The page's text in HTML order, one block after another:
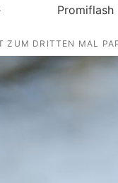
Promiflash
ZUM DRITTEN MAL